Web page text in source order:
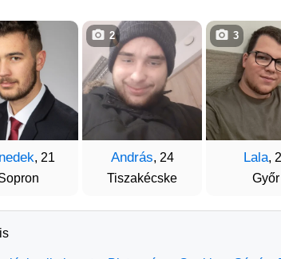
, 21
András, 24
Tiszakécske
2
Lala,
Győr
3